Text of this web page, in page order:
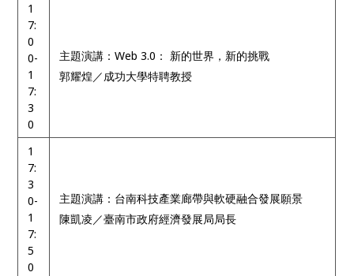
1
7:
0
0-
1
7:
3
0
主題演講：Web 3.0： 新的世界，新的挑戰
郭耀煌／成功大學特聘教授
1
7:
3
0-
1
7:
5
0
主題演講：台南科技產業廊帶與軟硬融合發展願景
陳凱凌／臺南市政府經濟發展局局長